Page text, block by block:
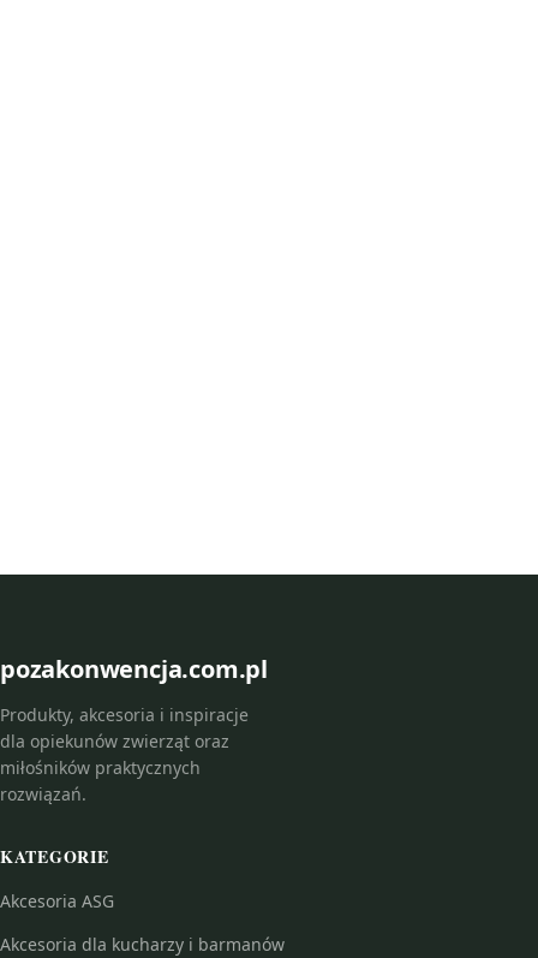
pozakonwencja.com.pl
Produkty, akcesoria i inspiracje
dla opiekunów zwierząt oraz
miłośników praktycznych
rozwiązań.
KATEGORIE
Akcesoria ASG
Akcesoria dla kucharzy i barmanów